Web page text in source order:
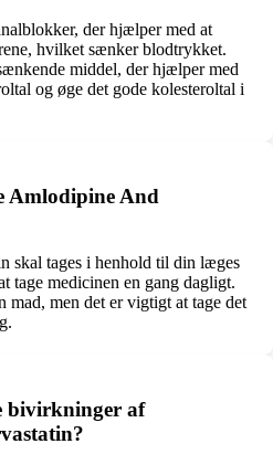
der hjælper med at
hvilket sænker blodtrykket.
middel, der hjælper med
og øge det gode kolesteroltal i
Amlodipine And
skal tages i henhold til din læges
tage medicinen en gang dagligt.
mad, men det er vigtigt at tage det
bivirkninger af